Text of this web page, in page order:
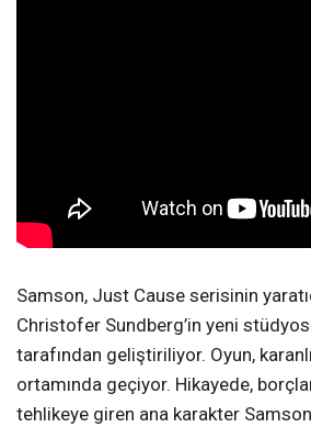
Samson, Just Cause serisinin
Christofer Sundberg’in yeni
tarafından geliştiriliyor. Oyun,
ortamında geçiyor. Hikayede,
tehlikeye giren ana karakter